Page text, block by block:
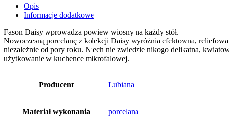
Opis
Informacje dodatkowe
Fason Daisy wprowadza powiew wiosny na każdy stół.
Nowoczesną porcelanę z kolekcji Daisy wyróżnia efektowna,
niezależnie od pory roku. Niech nie zwiedzie nikogo delikatna,
użytkowanie w kuchence mikrofalowej.
Producent Lubiana
Materiał wykonania porcelana